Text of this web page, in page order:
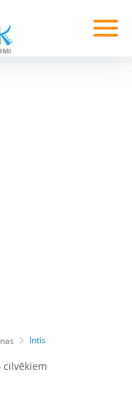
Intis
cilvēkiem